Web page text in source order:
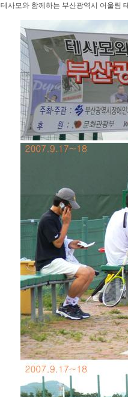
테사모와 함께하는 부산광역시 어울림